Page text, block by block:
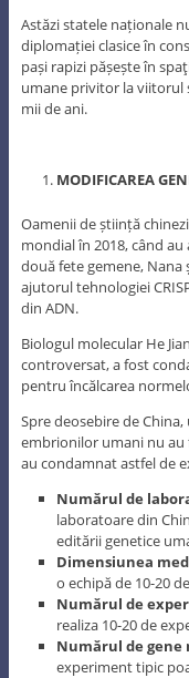
Astăzi statele naționale
diplomației clasice în
pași rapizi pășește în
umane privitor la viitorul
mii de ani.
MODIFICAREA
Oamenii de știință
mondial în 2018, când
două fete gemene, Nana
ajutorul tehnologiei
din ADN.
Biologul molecular He
controversat, a fost
pentru încălcarea
Spre deosebire de
embrionilor umani nu
au condamnat astfel de
Numărul de
laboratoare din
editării genetice
Dimensiunea
o echipă de 10-20
Numărul de
realiza 10-20 de
Numărul de
experiment tipic